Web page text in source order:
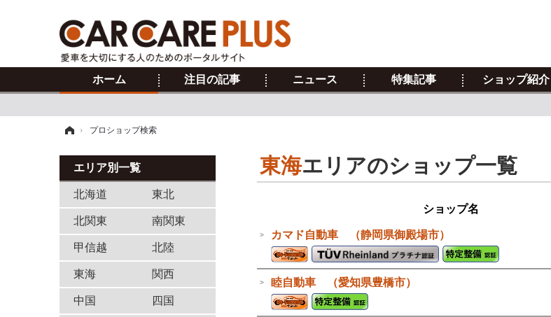
ホーム 注目の記事 ニュース 特集記事 ショップ紹介
› プロショップ検索
東海エリアのショップ一覧
ショップ名
カマド自動車 （静岡県御殿場市）
睦自動車 （愛知県豊橋市）
エリア別一覧
北海道 東北
北関東 南関東
甲信越 北陸
東海 関西
中国 四国